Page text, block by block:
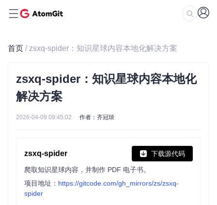
首页 / zsxq-spider：知识星球内容本地化解决方案
zsxq-spider：知识星球内容本地化
解决方案
2026-04-09 09:45:02 作者：齐冠琰
zsxq-spider 下载源代码
爬取知识星球内容，并制作 PDF 电子书。
项目地址： https://gitcode.com/gh_mirrors/zs/zsxq-
spider